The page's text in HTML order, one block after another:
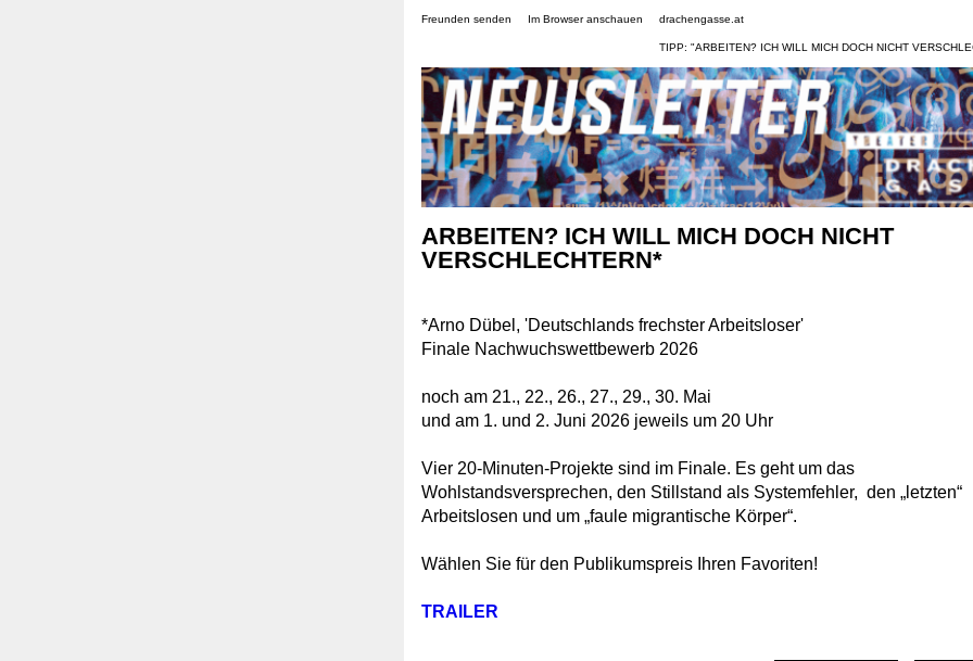
Freunden senden Im Browser anschauen drachengasse.at
TIPP: "ARBEITEN? ICH WILL MICH DOCH NICHT
ARBEITEN? ICH WILL MICH DOCH NICHT
VERSCHLECHTERN*
*Arno Dübel, 'Deutschlands frechster Arbeitsloser'
Finale Nachwuchswettbewerb 2026
noch am 21., 22., 26., 27., 29., 30. Mai
und am 1. und 2. Juni 2026 jeweils um 20 Uhr
Vier 20-Minuten-Projekte sind im Finale. Es geht um das
Wohlstandsversprechen, den Stillstand als Systemfehler, den „letzten“
Arbeitslosen und um „faule migrantische Körper“.
Wählen Sie für den Publikumspreis Ihren Favoriten!
TRAILER